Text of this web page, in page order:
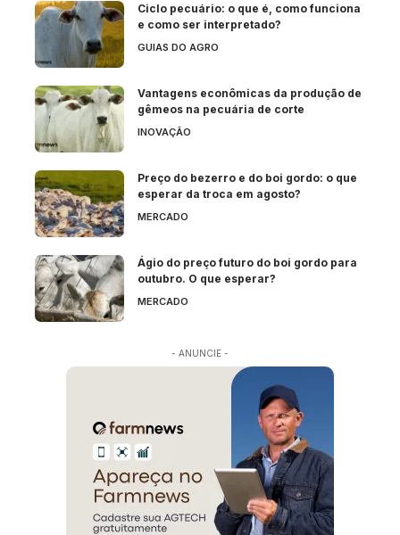
Ciclo pecuário: o que é, como funciona
e como ser interpretado?
GUIAS DO AGRO
Vantagens econômicas da produção de
gêmeos na pecuária de corte
INOVAÇÃO
Preço do bezerro e do boi gordo: o que
esperar da troca em agosto?
MERCADO
Ágio do preço futuro do boi gordo para
outubro. O que esperar?
MERCADO
- ANUNCIE -